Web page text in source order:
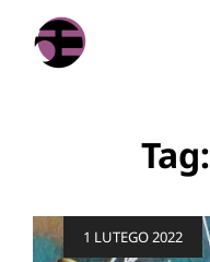
Tag:
Posted
on
1 LUTEGO 2022